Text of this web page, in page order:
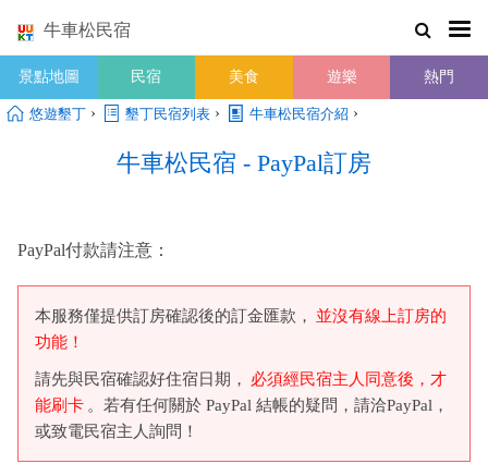
牛車松民宿
景點地圖 民宿 美食 遊樂 熱門
悠遊墾丁 › 墾丁民宿列表 › 牛車松民宿介紹 ›
牛車松民宿 - PayPal訂房
PayPal付款請注意：
本服務僅提供訂房確認後的訂金匯款，
並沒有線上訂房的
功能！
請先與民宿確認好住宿日期，
必須經民宿主人同意後，才
能刷卡 。若有任何關於 PayPal 結帳的疑問，請洽PayPal，
或致電民宿主人詢問！